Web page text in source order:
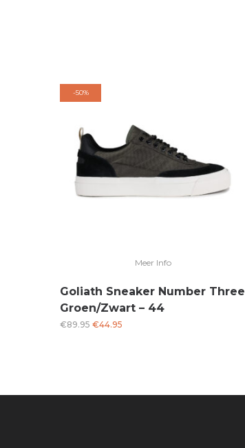
-50%
Meer Info
Goliath Sneaker Number Three
Groen/Zwart – 44
€89.95 Oorspronkelijke
€44.95